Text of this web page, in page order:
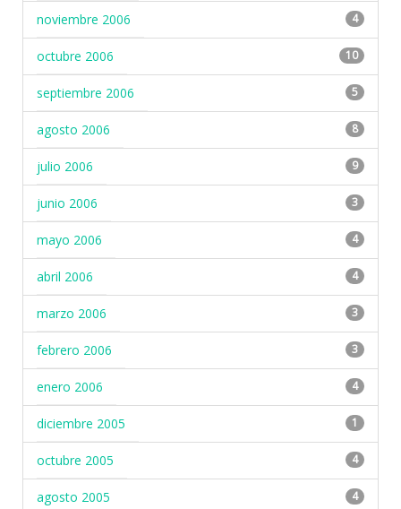
noviembre 2006 4
octubre 2006 10
septiembre 2006 5
agosto 2006 8
julio 2006 9
junio 2006 3
mayo 2006 4
abril 2006 4
marzo 2006 3
febrero 2006 3
enero 2006 4
diciembre 2005 1
octubre 2005 4
agosto 2005 4